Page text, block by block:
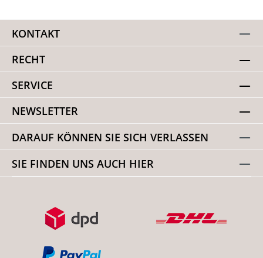
KONTAKT
RECHT
SERVICE
NEWSLETTER
DARAUF KÖNNEN SIE SICH VERLASSEN
SIE FINDEN UNS AUCH HIER